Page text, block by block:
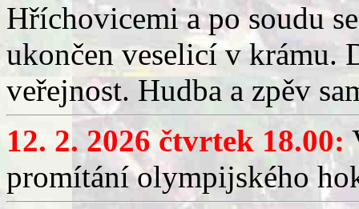
Hříchovicemi a po soudu
ukončen veselicí v krámu.
veřejnost. Hudba a zpěv
12. 2. 2026 čtvrtek 18.00:
promítání olympijského